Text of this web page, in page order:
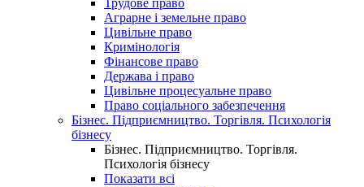
Трудове право
Аграрне і земельне право
Цивільне право
Кримінологія
Фінансове право
Держава і право
Цивільне процесуальне право
Право соціального забезпечення
Бізнес. Підприємництво. Торгівля. Психологія
бізнесу
Бізнес. Підприємництво. Торгівля.
Психологія бізнесу
Показати всі